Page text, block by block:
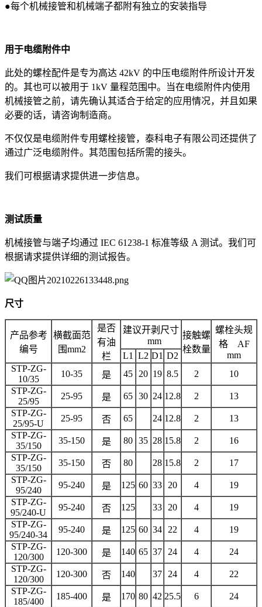
●每个机械接管和机械端子都附有独立的安装指导
用于电缆附件中
此处的螺栓配件是专为高达 42kV 的中压电缆附件所设计开发
的。其也可以被用于 1kV 量程范围中。当在电缆附件内使用
机械接管之前，请先确认其适合于给定的应用情况，并且如果
必要的话，请咨询制造商。
不仅仅是电缆附件专用螺栓接管，泰科电子有限公司还提供了
通过广泛电缆附件。其范围包括所需的接头。
我们可根据请求提供进一步信息。
测试质量
机械接管与端子均通过 IEC 61238-1 标准等级 A 测试。我们可
根据请求提供详细的测试报告。
尺寸
产品参考
编号
横截面范
围mm2
是否
有油
栏
建议开剥尺寸
mm
接触螺
栓数量
螺栓头规
格 AF
mm
L1 L2 D1 D2
STP-ZG-
10/35
10-35 是 45 20 19 8.5 2
10
STP-ZG-
25/95
25-95 是 65 30 24 12.8 2
13
STP-ZG-
25/95-U
25-95 否 65 24 12.8 2
13
STP-ZG-
35/150
35-150 是 80 35 28 15.8 2
16
STP-ZG-
35/150
35-150 否 80 28 15.8 2
17
STP-ZG-
95/240
95-240 是 125 60 33 20 4
19
STP-ZG-
95/240-U
95-240 否 125 33 20 4
19
STP-ZG-
95/240-34
95-240 是 125 60 34 22 4
19
STP-ZG-
120/300
120-300 是 140 65 37 24 4
24
STP-ZG-
120/300
120-300 否 140 37 24 4
22
STP-ZG-
185/400
185-400 是 170 80 42 25.5 6
24